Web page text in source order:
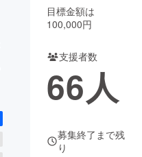
コミュニティ
目標金額は
100,000円
支援者数
66人
募集終了まで残
り